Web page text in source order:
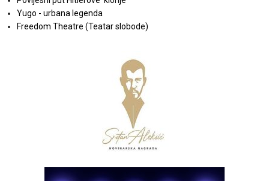
Yugo - urbana legenda
Freedom Theatre (Teatar slobode)